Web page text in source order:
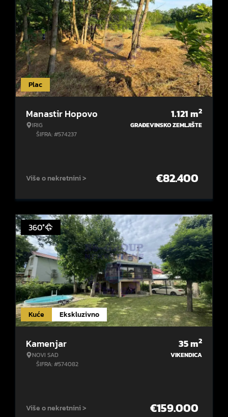
Plac
Manastir Hopovo
IRIG
ŠIFRA: #574237
1.121m2
GRAĐEVINSKO ZEMLJIŠTE
Više o nekretnini > €82.400
Kuće Ekskluzivno
360°
Kamenjar
NOVI SAD
ŠIFRA: #574082
35m2
VIKENDICA
Više o nekretnini > €159.000